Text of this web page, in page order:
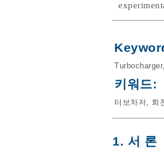
Turbocharger,
키워드:
터보차저 , 회
1. 서 론